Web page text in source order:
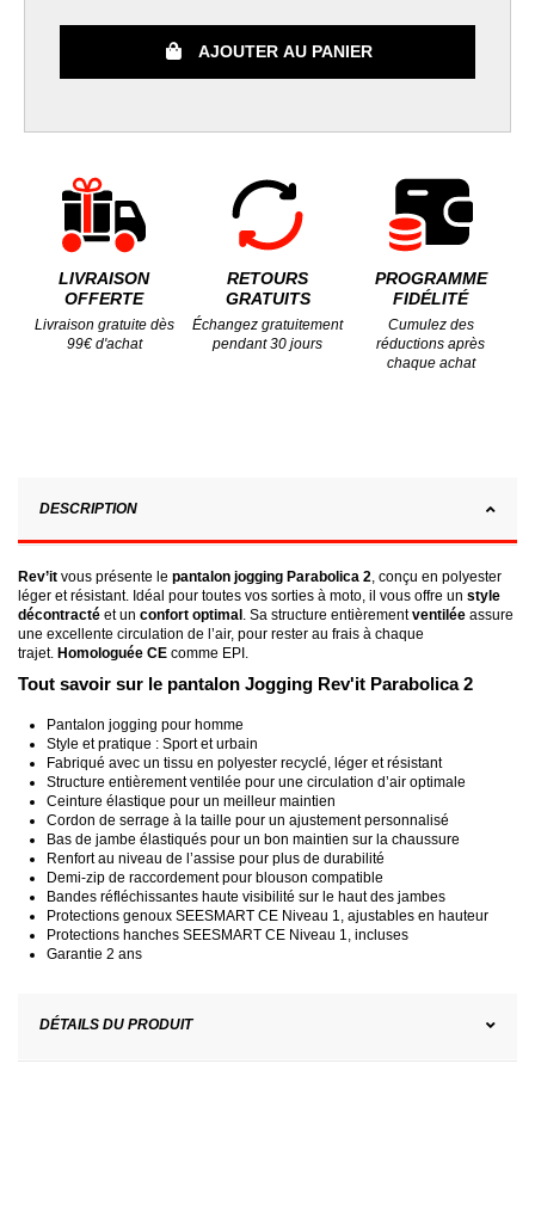
AJOUTER AU PANIER
LIVRAISON
OFFERTE
Livraison gratuite dès
99€ d'achat
RETOURS
GRATUITS
Échangez gratuitement
pendant 30 jours
PROGRAMME
FIDÉLITÉ
Cumulez des
réductions après
chaque achat
DESCRIPTION
Rev’it vous présente le pantalon jogging Parabolica 2 , conçu en polyester
léger et résistant. Idéal pour toutes vos sorties à moto, il vous offre un style
décontracté et un confort optimal . Sa structure entièrementventilée assure
une excellente circulation de l’air, pour rester au frais à chaque
trajet. Homologuée CE comme EPI.
Tout savoir sur le pantalon Jogging Rev'it Parabolica 2
Pantalon jogging pour homme
Style et pratique : Sport et urbain
Fabriqué avec un tissu en polyester recyclé, léger et résistant
Structure entièrement ventilée pour une circulation d’air optimale
Ceinture élastique pour un meilleur maintien
Cordon de serrage à la taille pour un ajustement personnalisé
Bas de jambe élastiqués pour un bon maintien sur la chaussure
Renfort au niveau de l’assise pour plus de durabilité
Demi-zip de raccordement pour blouson compatible
Bandes réfléchissantes haute visibilité sur le haut des jambes
Protections genoux SEESMART CE Niveau 1, ajustables en hauteur
Protections hanches SEESMART CE Niveau 1, incluses
Garantie 2 ans
DÉTAILS DU PRODUIT